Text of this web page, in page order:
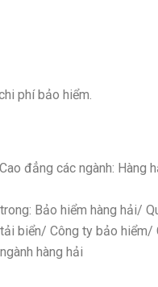
phí bảo hiểm.
đẳng các ngành:
Bảo hiểm hàng hải/
biển/ Công ty bảo hiểm/
hàng hải